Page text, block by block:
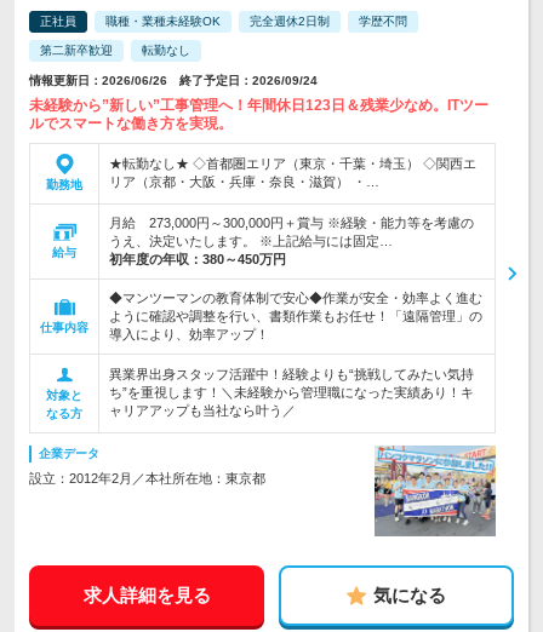
正社員 職種・業種未経験OK 完全週休2日制 学歴不問
第二新卒歓迎 転勤なし
情報更新日：2026/06/26 終了予定日：2026/09/24
未経験から”新しい”工事管理へ！年間休日123日＆残業少なめ。ITツー
ルでスマートな働き方を実現。
勤務地
★転勤なし★ ◇首都圏エリア（東京・千葉・埼玉） ◇関西エ
リア（京都・大阪・兵庫・奈良・滋賀） ・…
給与
月給 273,000円～300,000円＋賞与 ※経験・能力等を考慮の
うえ、決定いたします。 ※上記給与には固定…
初年度の年収： 380～450万円
仕事内容
◆マンツーマンの教育体制で安心◆作業が安全・効率よく進む
ように確認や調整を行い、書類作業もお任せ！「遠隔管理」の
導入により、効率アップ！
対象と
なる方
異業界出身スタッフ活躍中！経験よりも“挑戦してみたい気持
ち”を重視します！＼未経験から管理職になった実績あり！キ
ャリアアップも当社なら叶う／
企業データ
設立：2012年2月／本社所在地：東京都
求人詳細を見る 気になる